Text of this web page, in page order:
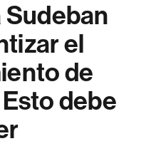
Sudeban
el
de
debe